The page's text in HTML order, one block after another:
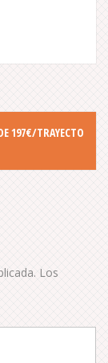
197€/TRAYECTO
Los